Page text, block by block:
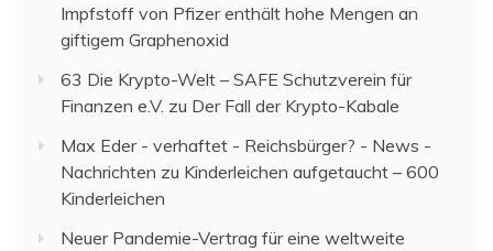
Impfstoff von Pfizer enthält hohe Mengen an
giftigem Graphenoxid
63 Die Krypto-Welt – SAFE Schutzverein für
Finanzen e.V. zu Der Fall der Krypto-Kabale
Max Eder - verhaftet - Reichsbürger? - News -
Nachrichten zu Kinderleichen aufgetaucht – 600
Kinderleichen
Neuer Pandemie-Vertrag für eine weltweite